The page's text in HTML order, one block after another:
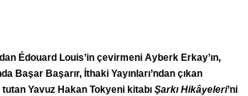
Édouard Louis’in çevirmeni Ayberk Erkay’ın,
Başar Başarır, İthaki Yayınları’ndan çıkan
tutan Yavuz Hakan Tokyeni kitabı Şarkı Hikâyeleri’ni